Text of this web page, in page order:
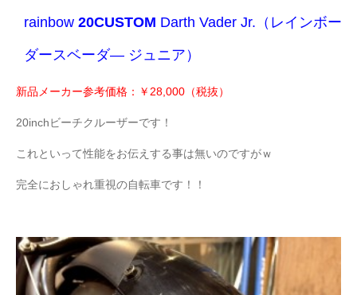
rainbow 20CUSTOM Darth Vader Jr.（レインボー
ダースベーダ― ジュニア）
新品メーカー参考価格：￥28,000（税抜）
20inchビーチクルーザーです！
これといって性能をお伝えする事は無いのですがｗ
完全におしゃれ重視の自転車です！！